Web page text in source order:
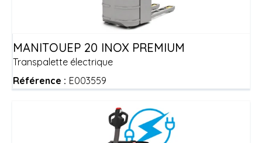
Transpalette électrique
MANITOUEP 20 INOX PREMIUM
Référence : E003559